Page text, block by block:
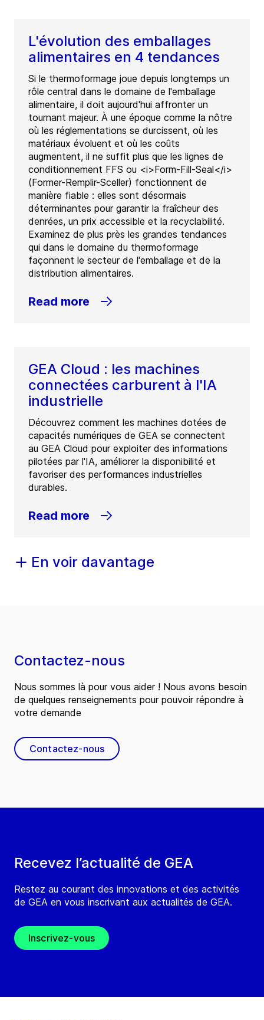
L'évolution des emballages
alimentaires en 4 tendances
Si le thermoformage joue depuis longtemps un
rôle central dans le domaine de l'emballage
alimentaire, il doit aujourd'hui affronter un
tournant majeur. À une époque comme la nôtre
où les réglementations se durcissent, où les
matériaux évoluent et où les coûts
augmentent, il ne suffit plus que les lignes de
conditionnement FFS ou <i>Form-Fill-Seal</i>
(Former-Remplir-Sceller) fonctionnent de
manière fiable : elles sont désormais
déterminantes pour garantir la fraîcheur des
denrées, un prix accessible et la recyclabilité.
Examinez de plus près les grandes tendances
qui dans le domaine du thermoformage
façonnent le secteur de l'emballage et de la
distribution alimentaires.
Read more
GEA Cloud : les machines
connectées carburent à l'IA
industrielle
Découvrez comment les machines dotées de
capacités numériques de GEA se connectent
au GEA Cloud pour exploiter des informations
pilotées par l'IA, améliorer la disponibilité et
favoriser des performances industrielles
durables.
Read more
En voir davantage
Recevez l’actualité de GEA
Restez au courant des innovations et des activités
de GEA en vous inscrivant aux actualités de GEA.
Inscrivez-vous
Contactez-nous
Nous sommes là pour vous aider ! Nous avons besoin
de quelques renseignements pour pouvoir répondre à
votre demande
Contactez-nous